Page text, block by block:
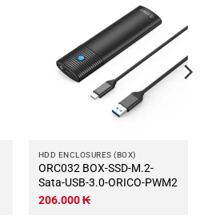
HDD ENCLOSURES (BOX)
ORC032 BOX-SSD-M.2-
Sata-USB-3.0-ORICO-PWM2
206.000₭